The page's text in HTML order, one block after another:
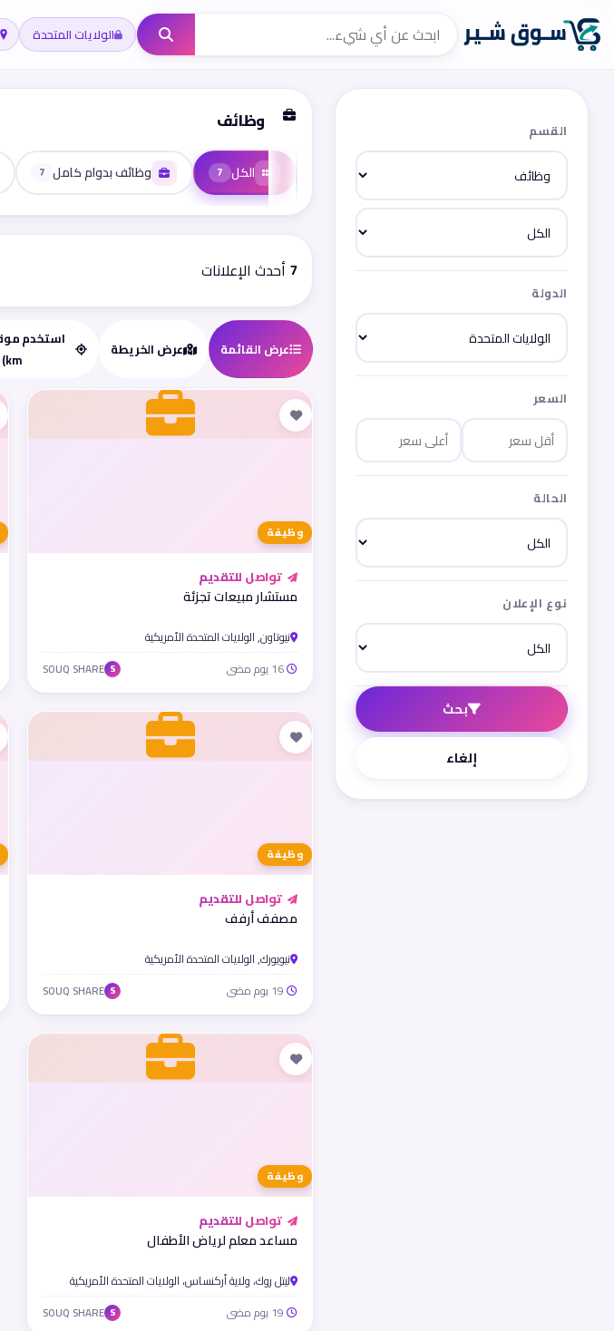
الولايات المتحدة
القسم
الدولة
السعر
الحالة
نوع الإعلان
بحث
إلغاء
وظائف
الكل 7 وظائف بدوام كامل 7
7 أحدث الإعلانات
عرض القائمة عرض الخريطة
km)
وظيفة
تواصل للتقديم
مستشار مبيعات تجزئة
نيوتاون, الولايات المتحدة الأمريكية
S
SOUQ SHARE
وظيفة
تواصل للتقديم
مصفف أرفف
نيويورك, الولايات المتحدة الأمريكية
S
SOUQ SHARE
وظيفة
تواصل للتقديم
مساعد معلم لرياض الأطفال
ليتل روك، ولاية أركنساس، الولايات المتحدة الأمريكية
S
SOUQ SHARE